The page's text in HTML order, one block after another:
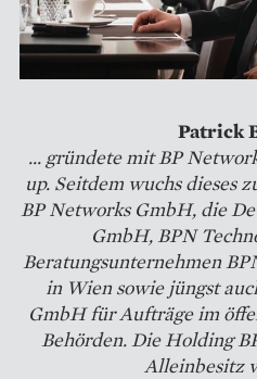
Patrick
... gründete mit BP
up. Seitdem wuchs dieses
BP Networks GmbH, die
GmbH, BPN
Beratungsunternehmen
in Wien sowie jüngst
GmbH für Aufträge im
Behörden. Die Holding
Alleinbesitz